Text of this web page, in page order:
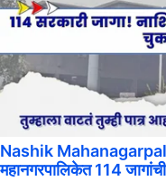
Nashik
महानगरपालिकेत 114 जागांची